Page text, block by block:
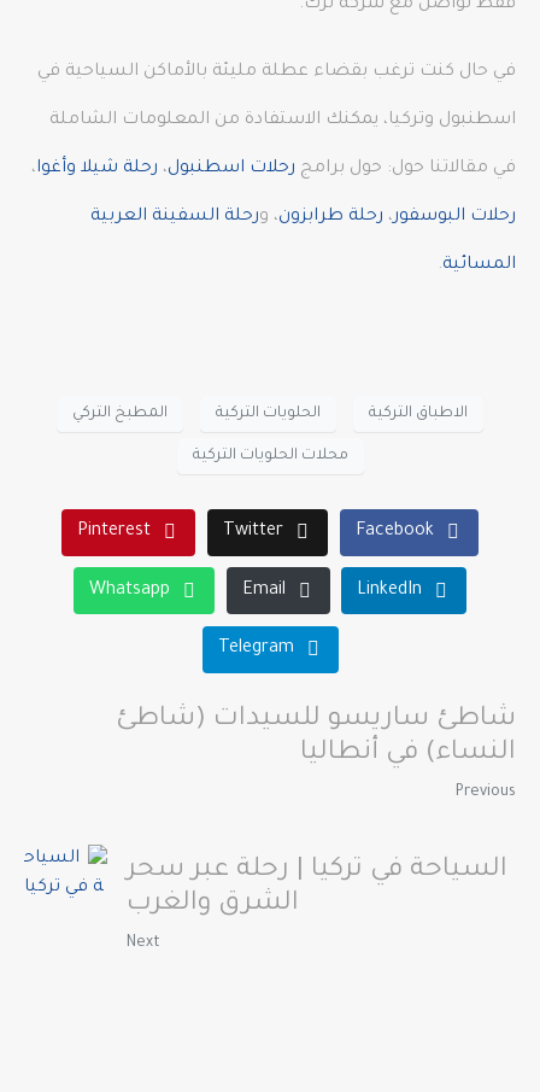
فقط تواصل مع شركة ترك.
في حال كنت ترغب بقضاء عطلة مليئة بالأماكن السياحية في
اسطنبول وتركيا، يمكنك الاستفادة من المعلومات الشاملة
في مقالاتنا حول: حول برامج رحلات اسطنبول، رحلة شيلا وأغوا،
رحلات البوسفور، رحلة طرابزون، ورحلة السفينة العربية
المسائية.
الاطباق التركية الحلويات التركية المطبخ التركي
محلات الحلويات التركية
Facebook
Twitter
Pinterest
LinkedIn
Email
Whatsapp
Telegram
شاطئ ساريسو للسيدات (شاطئ
النساء) في أنطاليا
Previous
السياحة في تركيا | رحلة عبر سحر
الشرق والغرب
Next